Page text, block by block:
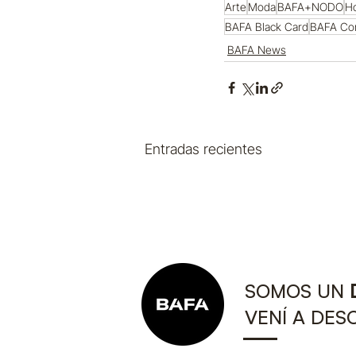
Arte ModaBAFA+NODO
BAFA Black Card BAFA
BAFA News
Entradas recientes
SOMOS UN
VENÍ A